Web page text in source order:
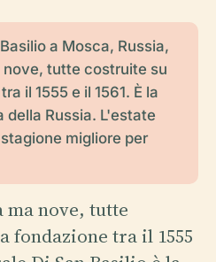
a Mosca, Russia,
nove, tutte costruite su
il 1555 e il 1561. È la
Russia. L'estate
migliore per
ma nove, tutte
fondazione tra il 1555